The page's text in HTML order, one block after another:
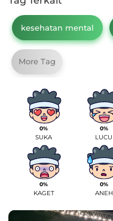
kesehatan mental
More Tag
0%
SUKA
0%
LUCU
0%
KAGET
0%
ANEH